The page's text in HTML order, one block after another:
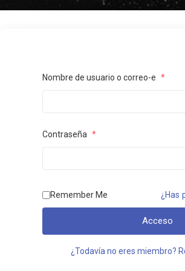
Nombre de usuario o correo-e *
Contraseña *
Remember Me ¿Has
Acceso
¿Todavía no eres miembro?